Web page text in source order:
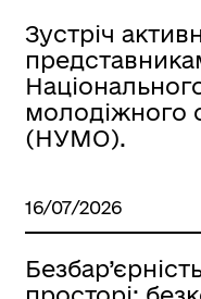
Зустріч
молодіжного
(НУМО).
16/07/2026